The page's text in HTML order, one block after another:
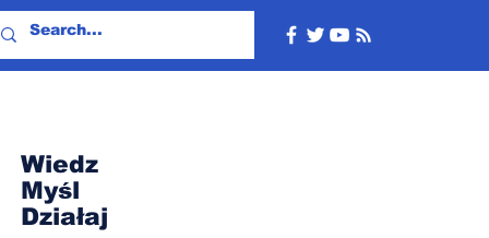
Wiedz
Myśl
Działaj